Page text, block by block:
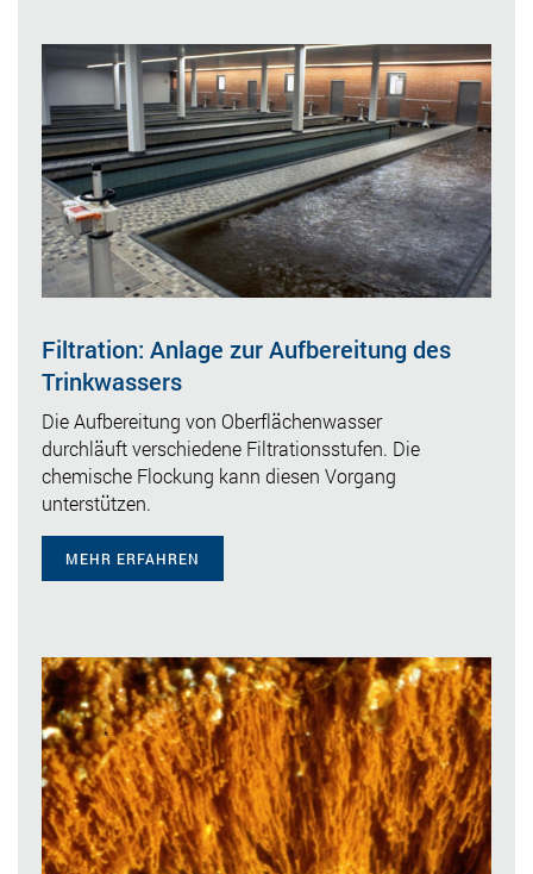
Filtration: Anlage zur Aufbereitung des
Trinkwassers
Die Aufbereitung von Oberflächenwasser
durchläuft verschiedene Filtrationsstufen. Die
chemische Flockung kann diesen Vorgang
unterstützen.
MEHR ERFAHREN